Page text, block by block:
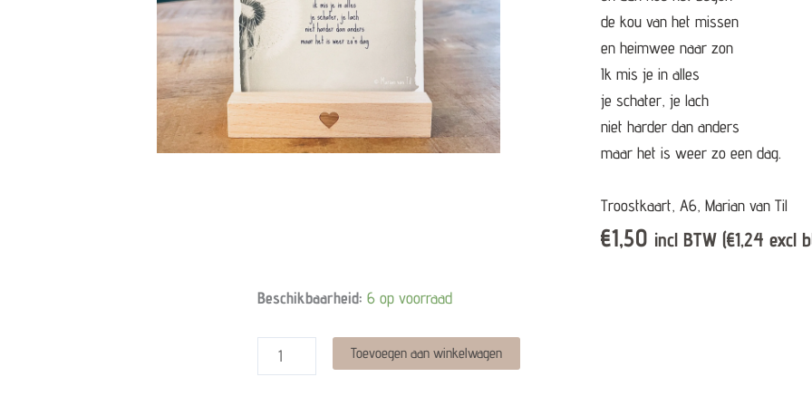
de kou van het missen
en heimwee naar zon
Ik mis je in alles
je schater, je lach
niet harder dan anders
maar het is weer zo een dag.
Troostkaart, A6, Marian van Til
€1,50 incl BTW (€1,24 excl
Beschikbaarheid: 6 op voorraad
Wenskaart
Zo'n
dag
Toevoegen aan winkelwagen